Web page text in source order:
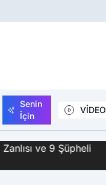
Senin
İçin
VİDEO
ve 9 Şüpheli